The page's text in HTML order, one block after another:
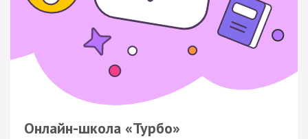
Онлайн-школа «Турбо»